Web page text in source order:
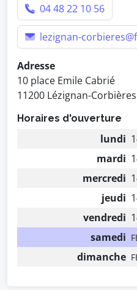
04 48 22 10 56
lezignan-
Adresse
10 place Emile Cabrié
11200 Lézignan-Corbières
Horaires d'ouverture
lundi
mardi
mercredi
jeudi
vendredi
samedi
dimanche